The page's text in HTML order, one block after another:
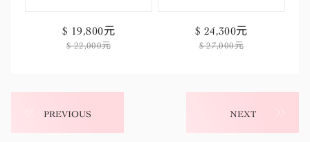
$ 19,800元
$ 22,000元
$ 24,300元
$ 27,000元
PREVIOUS NEXT